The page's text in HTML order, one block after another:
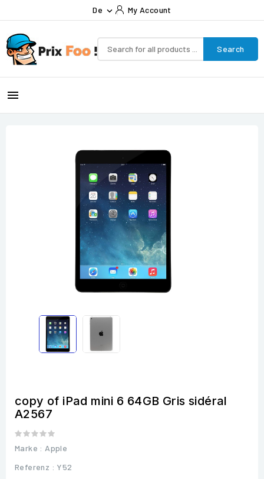
De  My Account
Search

copy of iPad mini 6 64GB Gris sidéral
A2567
Marke : Apple
Referenz : Y52